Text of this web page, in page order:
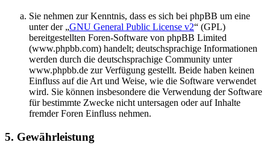
Sie nehmen zur Kenntnis, dass es sich bei phpBB um eine
unter der „GNU General Public License v2“ (GPL)
bereitgestellten Foren-Software von phpBB Limited
(www.phpbb.com) handelt; deutschsprachige Informationen
werden durch die deutschsprachige Community unter
www.phpbb.de zur Verfügung gestellt. Beide haben keinen
Einfluss auf die Art und Weise, wie die Software verwendet
wird. Sie können insbesondere die Verwendung der Software
für bestimmte Zwecke nicht untersagen oder auf Inhalte
fremder Foren Einfluss nehmen.
5. Gewährleistung